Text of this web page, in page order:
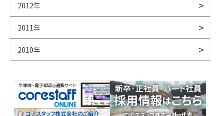
2012年
2011年
2010年